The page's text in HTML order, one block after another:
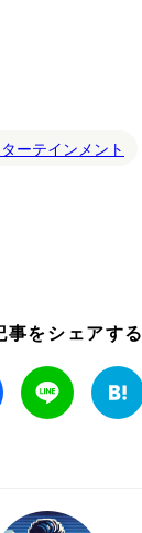
ーテインメント
事をシェアする
Facebook Line